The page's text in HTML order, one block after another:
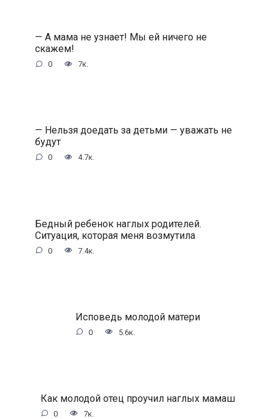
— А мама не узнает! Мы ей ничего не
скажем!
0 7к.
— Нельзя доедать за детьми — уважать не
будут
0 4.7к.
Бедный ребенок наглых родителей.
Ситуация, которая меня возмутила
0 7.4к.
Исповедь молодой матери
0 5.6к.
Как молодой отец проучил наглых мамаш
0 7к.